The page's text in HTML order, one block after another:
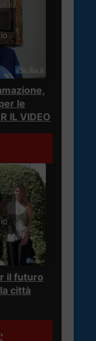
le
IL VIDEO
il futuro
città